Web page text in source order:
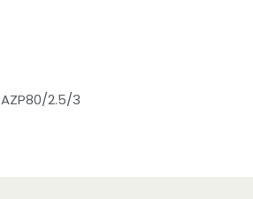
AZP80/2.5/3